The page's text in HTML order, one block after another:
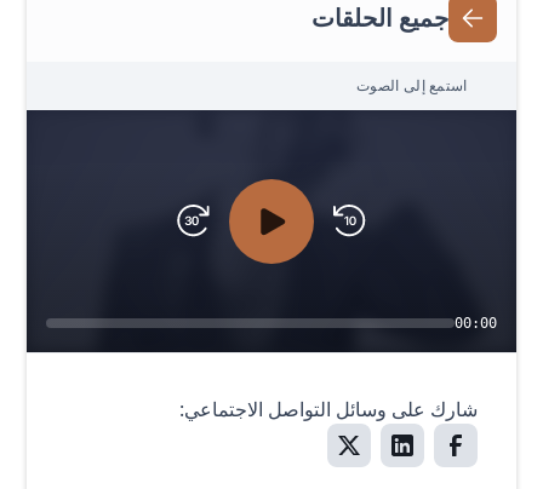
جميع الحلقات
استمع إلى الصوت
00:00
شارك على وسائل التواصل الاجتماعي: